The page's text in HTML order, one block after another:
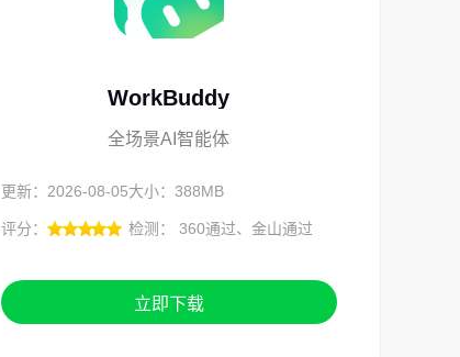
WorkBuddy
全场景AI智能体
更新：2026-08-05大小：388MB
评分： 检测： 360通过、金山通过
立即下载